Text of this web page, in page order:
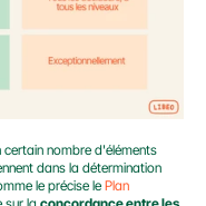
nombre d'éléments
dans la détermination
le précise le Plan